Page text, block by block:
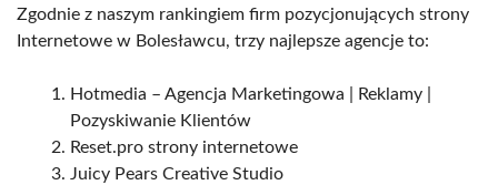
Zgodnie z naszym rankingiem firm pozycjonujących strony
Internetowe w Bolesławcu, trzy najlepsze agencje to:
Hotmedia – Agencja Marketingowa | Reklamy |
Pozyskiwanie Klientów
Reset.pro strony internetowe
Juicy Pears Creative Studio